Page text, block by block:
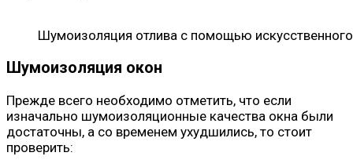
Шумоизоляция отлива с помощью
Шумоизоляция окон
Прежде всего необходимо отметить, что если
изначально шумоизоляционные качества окна были
достаточны, а со временем ухудшились, то стоит
проверить: